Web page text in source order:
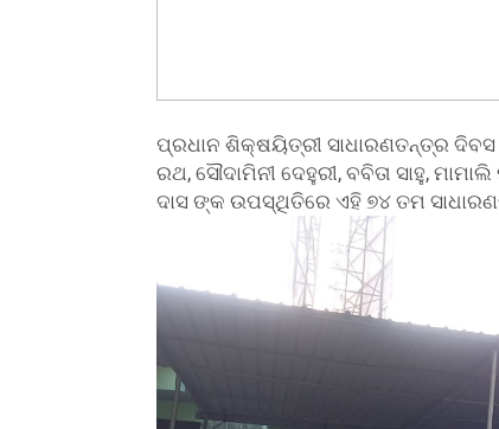
ପ୍ରଧାନ ଶିକ୍ଷୟିତ୍ରୀ ସାଧାରଣତନ୍ତ୍ର ଦିବସ
ରଥ, ସୌଦାମିନୀ ଦେହୁରୀ, ବବିତା ସାହୁ,
ଦାସ ଙ୍କ ଉପସ୍ଥିତିରେ ଏହି ୭୪ ତମ